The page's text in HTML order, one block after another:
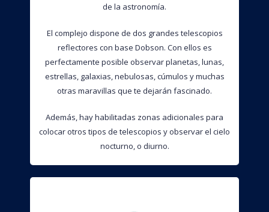
de la astronomía.
El complejo dispone de dos grandes telescopios
reflectores con base Dobson. Con ellos es
perfectamente posible observar planetas, lunas,
estrellas, galaxias, nebulosas, cúmulos y muchas
otras maravillas que te dejarán fascinado.
Además, hay habilitadas zonas adicionales para
colocar otros tipos de telescopios y observar el cielo
nocturno, o diurno.